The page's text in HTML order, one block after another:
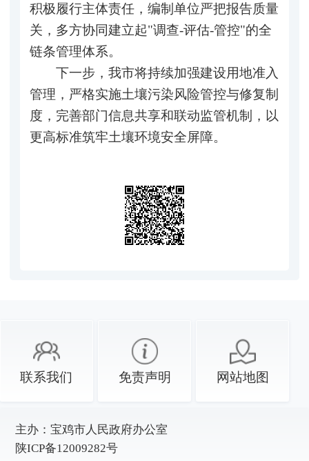
积极履行主体责任，编制单位严把报告质量
关，多方协同建立起"调查-评估-管控"的全
链条管理体系。
下一步，我市将持续加强建设用地准入
管理，严格实施土壤污染风险管控与修复制
度，完善部门信息共享和联动监管机制，以
更高标准筑牢土壤环境安全屏障。
联系我们 免责声明 网站地图
主办： 宝鸡市人民政府办公室
陕ICP备12009282号